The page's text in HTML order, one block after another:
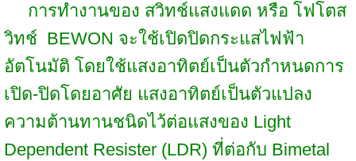
การทำงานของ สวิทช์แสงแดด หรือ โฟโตส
วิทช์ BEWON จะใช้เปิดปิดกระแสไฟฟ้า
อัตโนมัติ โดยใช้แสงอาทิตย์เป็นตัวกำหนดการ
เปิด-ปิดโดยอาศัย แสงอาทิตย์เป็นตัวแปลง
ความต้านทานชนิดไว้ต่อแสงของ Light
Dependent Resister (LDR) ที่ต่อกับ Bimetal